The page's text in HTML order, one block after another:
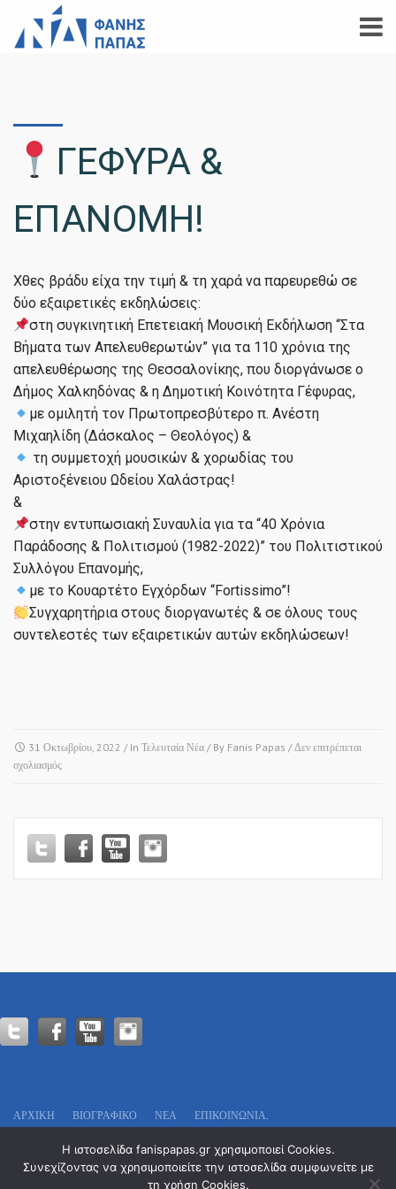
ΓΕΦΥΡΑ &
ΕΠΑΝΟΜΗ!
Χθες βράδυ είχα την τιμή & τη χαρά να παρευρεθώ σε
δύο εξαιρετικές εκδηλώσεις:
στη συγκινητική Επετειακή Μουσική Εκδήλωση “Στα
Βήματα των Απελευθερωτών” για τα 110 χρόνια της
απελευθέρωσης της Θεσσαλονίκης, που διοργάνωσε ο
Δήμος Χαλκηδόνας & η Δημοτική Κοινότητα Γέφυρας,
με ομιλητή τον Πρωτοπρεσβύτερο π. Ανέστη
Μιχαηλίδη (Δάσκαλος – Θεολόγος) &
τη συμμετοχή μουσικών & χορωδίας του
Αριστοξένειου Ωδείου Χαλάστρας!
&
στην εντυπωσιακή Συναυλία για τα “40 Χρόνια
Παράδοσης & Πολιτισμού (1982-2022)” του Πολιτιστικού
Συλλόγου Επανομής,
με το Κουαρτέτο Εγχόρδων “Fortissimo”!
Συγχαρητήρια στους διοργανωτές & σε όλους τους
συντελεστές των εξαιρετικών αυτών εκδηλώσεων!
31 Οκτωβρίου, 2022 / In Τελευταία Νέα / By Fanis Papas /Δεν επιτρέπεται
σχολιασμόςστο
&
ΕΠΑΝΟΜΗ!
ΑΡΧΙΚΗ ΒΙΟΓΡΑΦΙΚΌ ΝΕΑ ΕΠΙΚΟΙΝΩΝΊΑ.
Οδυσσέως 13
Τ.Κ. 546 29 – Θεσσαλονίκη
Η ιστοσελίδα fanispapas.gr χρησιμοποιεί Cookies.
Συνεχίζοντας να χρησιμοποιείτε την ιστοσελίδα συμφωνείτε με
τη χρήση Cookies.